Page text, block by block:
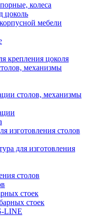
колеса
цоколь
мебели
крепления цоколя
механизмы
столов, механизмы
изготовления столов
для изготовления
столов
стоек
стоек
LINE